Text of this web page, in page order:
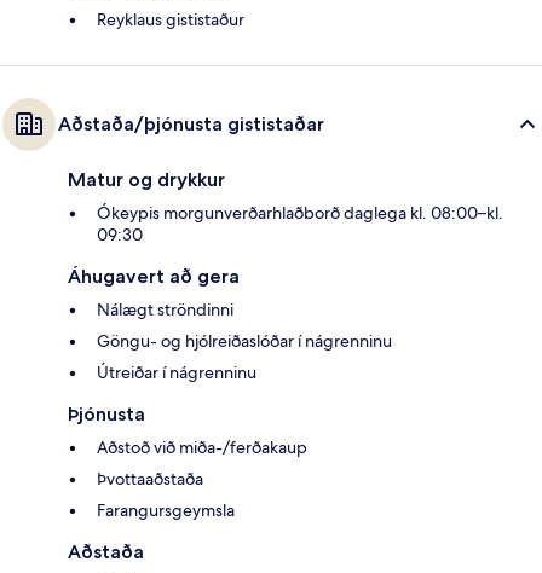
Reyklaus gististaður
Aðstaða/þjónusta gististaðar
Matur og drykkur
Ókeypis morgunverðarhlaðborð daglega kl. 08:00–kl.
09:30
Áhugavert að gera
Nálægt ströndinni
Göngu- og hjólreiðaslóðar í nágrenninu
Útreiðar í nágrenninu
Þjónusta
Aðstoð við miða-/ferðakaup
Þvottaaðstaða
Farangursgeymsla
Aðstaða